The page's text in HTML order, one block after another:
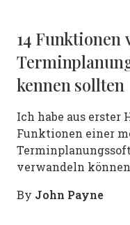
14
kennen sollten
Ich habe aus erster
Funktionen einer
verwandeln
By John Payne